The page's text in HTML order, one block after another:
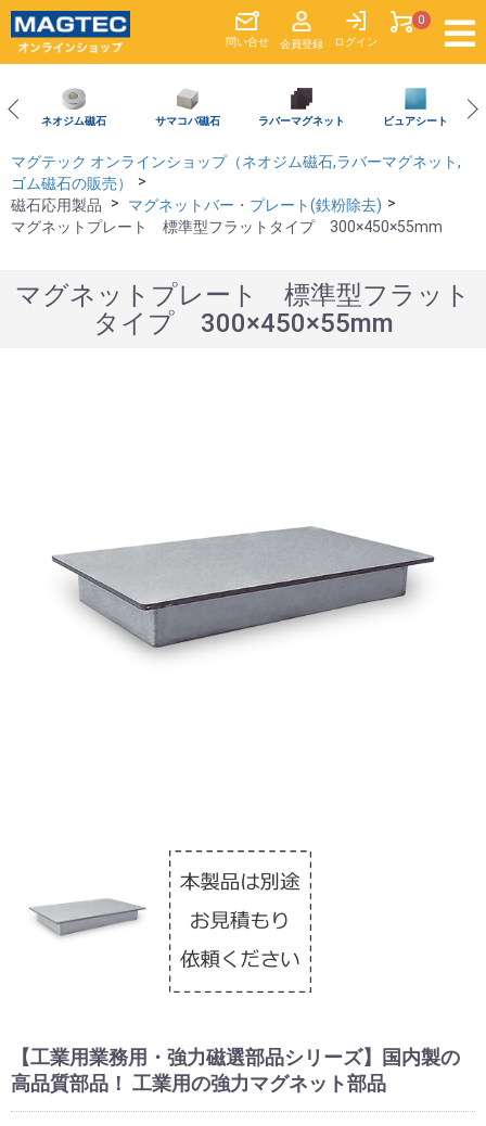
問い合せ 会員登録 ログイン
0
ネオジム磁石 サマコバ磁石 ラバーマグネット ビュアシート
マグテック オンラインショップ（ネオジム磁石,ラバーマグネット,
ゴム磁石の販売）
磁石応用製品
マグネットバー・プレート(鉄粉除去)
マグネットプレート 標準型フラットタイプ 300×450×55mm
マグネットプレート 標準型フラット
タイプ 300×450×55mm
【工業用業務用・強力磁選部品シリーズ】国内製の
高品質部品！ 工業用の強力マグネット部品